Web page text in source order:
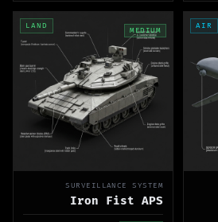
AIR
LAND
MEDIUM
SURVEILLANCE SYSTEM
Iron Fist APS